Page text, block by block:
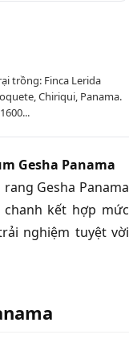
trồng: Finca Lerida
Chiriqui, Panama.
Gesha Panama
Gesha Panama
kết hợp mức
nghiệm tuyệt vời